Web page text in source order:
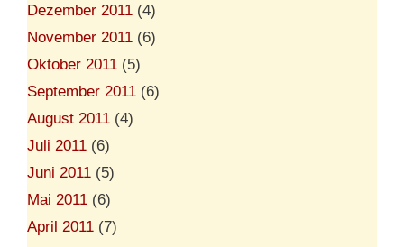
Dezember 2011 (4)
November 2011 (6)
Oktober 2011 (5)
September 2011 (6)
August 2011 (4)
Juli 2011 (6)
Juni 2011 (5)
Mai 2011 (6)
April 2011 (7)